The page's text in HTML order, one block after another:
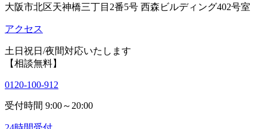
大阪市北区天神橋三丁目2番5号 西森ビルディング402号室
アクセス
土日祝日/夜間対応いたします
【相談無料】
0120-100-912
受付時間 9:00～20:00